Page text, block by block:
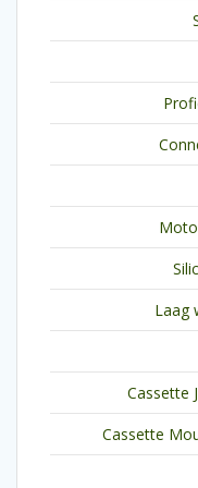
Laag
Cassette
Cassette